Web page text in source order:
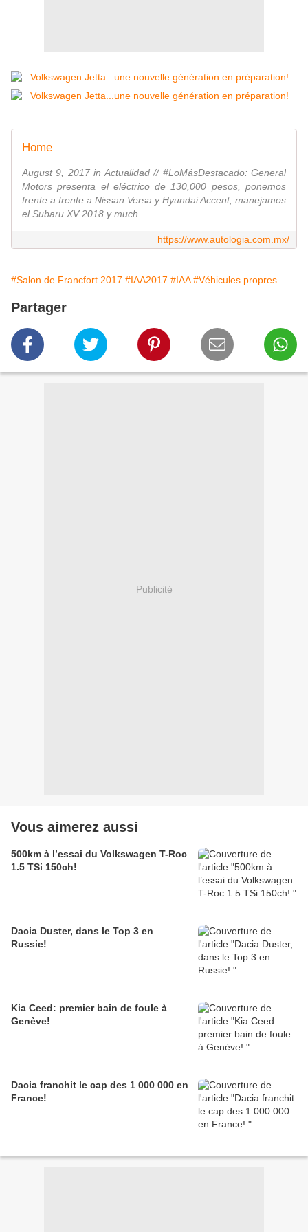
Home
August 9, 2017 in Actualidad // #LoMásDestacado: General
Motors presenta el eléctrico de 130,000 pesos, ponemos
frente a frente a Nissan Versa y Hyundai Accent, manejamos
el Subaru XV 2018 y much...
https://www.autologia.com.mx/
#Salon de Francfort 2017 #IAA2017 #IAA #Véhicules propres
Partager
Publicité
Vous aimerez aussi
500km à l’essai du Volkswagen T-Roc
1.5 TSi 150ch!
Dacia Duster, dans le Top 3 en
Russie!
Kia Ceed: premier bain de foule à
Genève!
Dacia franchit le cap des 1 000 000 en
France!